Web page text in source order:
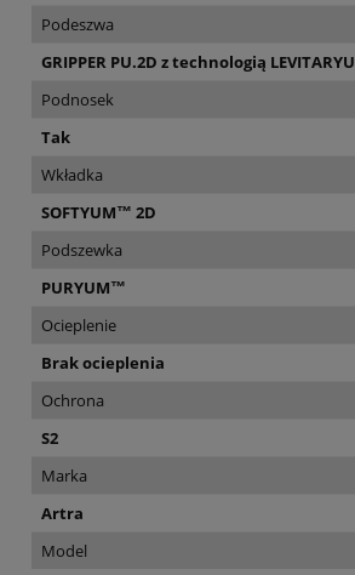
Podeszwa
GRIPPER PU.2D z technologią
Podnosek
Tak
Wkładka
SOFTYUM™ 2D
Podszewka
PURYUM™
Ocieplenie
Brak ocieplenia
Ochrona
S2
Marka
Artra
Model